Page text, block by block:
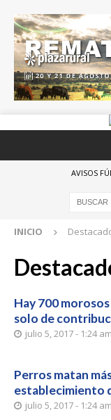
AVISOS
INICIO
Hay 700
solo de
julio 5, 2017 - 1:24 am
Perros matan
establecimiento
julio 5, 2017 - 1:24 am